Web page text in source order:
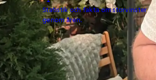
Statistik och fakta om storvinster
genom åren.